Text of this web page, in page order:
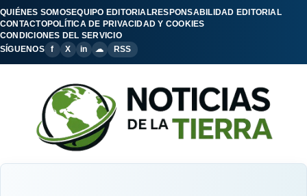
QUIÉNES SOMOSEQUIPO EDITORIALRESPONSABILIDAD EDITORIAL
CONTACTOPOLÍTICA DE PRIVACIDAD Y COOKIES
CONDICIONES DEL SERVICIO
SÍGUENOS
f X in ☁ RSS